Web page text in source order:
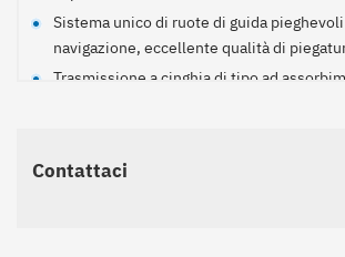
Sistema unico di ruote di guida
navigazione, eccellente qualità di
Trasmissione a cinghia di tipo ad
La cinghia superiore e quella inferiore
Contattaci